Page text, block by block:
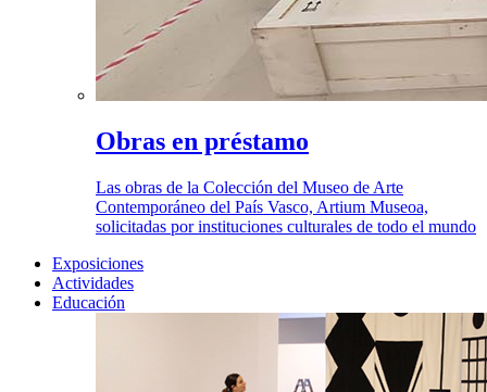
Obras en préstamo
Las obras de la Colección del Museo de Arte
Contemporáneo del País Vasco, Artium Museoa,
solicitadas por instituciones culturales de todo el mundo
Exposiciones
Actividades
Educación